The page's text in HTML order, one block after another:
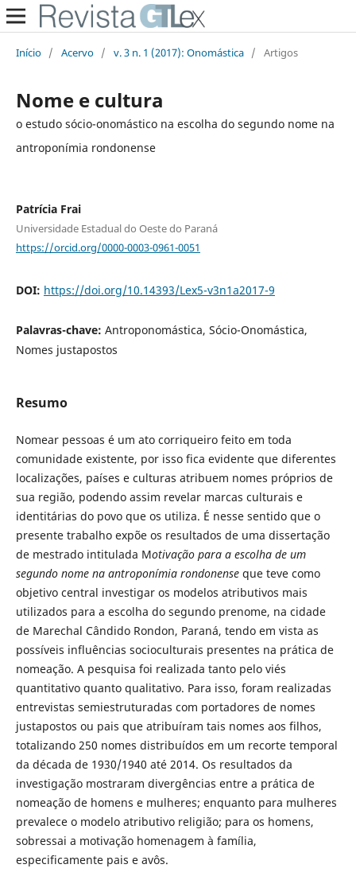
Início / Acervo / v. 3 n. 1 (2017): Onomástica / Artigos
Nome e cultura
o estudo sócio-onomástico na escolha do segundo nome na
antroponímia rondonense
Patrícia Frai
Universidade Estadual do Oeste do Paraná
https://orcid.org/0000-0003-0961-0051
DOI: https://doi.org/10.14393/Lex5-v3n1a2017-9
Palavras-chave: Antroponomástica, Sócio-Onomástica,
Nomes justapostos
Resumo
Nomear pessoas é um ato corriqueiro feito em toda
comunidade existente, por isso fica evidente que diferentes
localizações, países e culturas atribuem nomes próprios de
sua região, podendo assim revelar marcas culturais e
identitárias do povo que os utiliza. É nesse sentido que o
presente trabalho expõe os resultados de uma dissertação
de mestrado intitulada Motivação para a escolha de um
segundo nome na antroponímia rondonense que teve como
objetivo central investigar os modelos atributivos mais
utilizados para a escolha do segundo prenome, na cidade
de Marechal Cândido Rondon, Paraná, tendo em vista as
possíveis influências socioculturais presentes na prática de
nomeação. A pesquisa foi realizada tanto pelo viés
quantitativo quanto qualitativo. Para isso, foram realizadas
entrevistas semiestruturadas com portadores de nomes
justapostos ou pais que atribuíram tais nomes aos filhos,
totalizando 250 nomes distribuídos em um recorte temporal
da década de 1930/1940 até 2014. Os resultados da
investigação mostraram divergências entre a prática de
nomeação de homens e mulheres; enquanto para mulheres
prevalece o modelo atributivo religião; para os homens,
sobressai a motivação homenagem à família,
especificamente pais e avôs.